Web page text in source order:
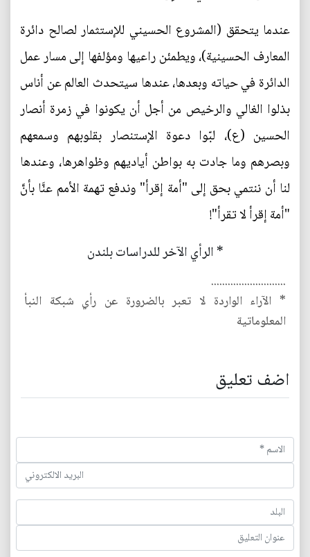
عندما يتحقق (المشروع الحسيني للإستثمار لصالح دائرة
المعارف الحسينية)، ويطمئن راعيها ومؤلفها إلى مسار عمل
الدائرة في حياته وبعدها، عندها سيتحدث العالم عن أناس
بذلوا الغالي والرخيص من أجل أن يكونوا في زمرة أنصار
الحسين (ع)، لبّوا دعوة الإستنصار بقلوبهم وسمعهم
وبصرهم وما جادت به بواطن أياديهم وظواهرها، وعندها
لنا أن ننتمي بحق إلى "أمة إقرأ" وندفع تهمة الأمم عنَّا بأنَّ
"أمة إقرأ لا تقرأ"!
* الرأي الآخر للدراسات بلندن
...........................
* الآراء الواردة لا تعبر بالضرورة عن رأي شبكة النبأ
المعلوماتية
اضف تعليق